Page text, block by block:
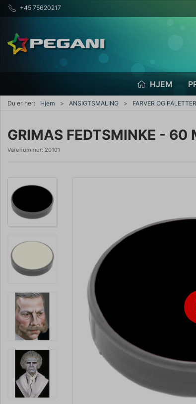
+45 75620217
HJEM
Du er her: Hjem ANSIGTSMALING FARVER OG PALETTER
GRIMAS FEDTSMINKE - 60
Varenummer: 20101